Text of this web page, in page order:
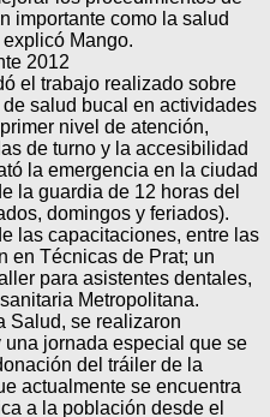
importante como la salud
Mango.
2012
el trabajo realizado sobre
salud bucal en actividades
nivel de atención,
de turno y la accesibilidad
la emergencia en la ciudad
la guardia de 12 horas del
domingos y feriados).
las capacitaciones, entre las
en Técnicas de Prat; un
para asistentes dentales,
Metropolitana.
Salud, se realizaron
jornada especial que se
del tráiler de la
actualmente se encuentra
a la población desde el